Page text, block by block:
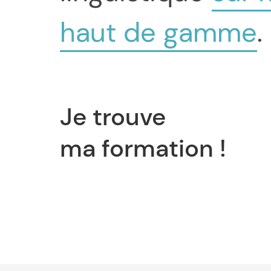
haut de gamme.
Je trouve
ma formation !